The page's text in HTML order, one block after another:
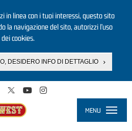
in linea con i tuoi interessi, questo sito
la navigazione del sito, autorizzi l’uso
dei cookies.
DESIDERO INFO DI DETTAGLIO
MENU